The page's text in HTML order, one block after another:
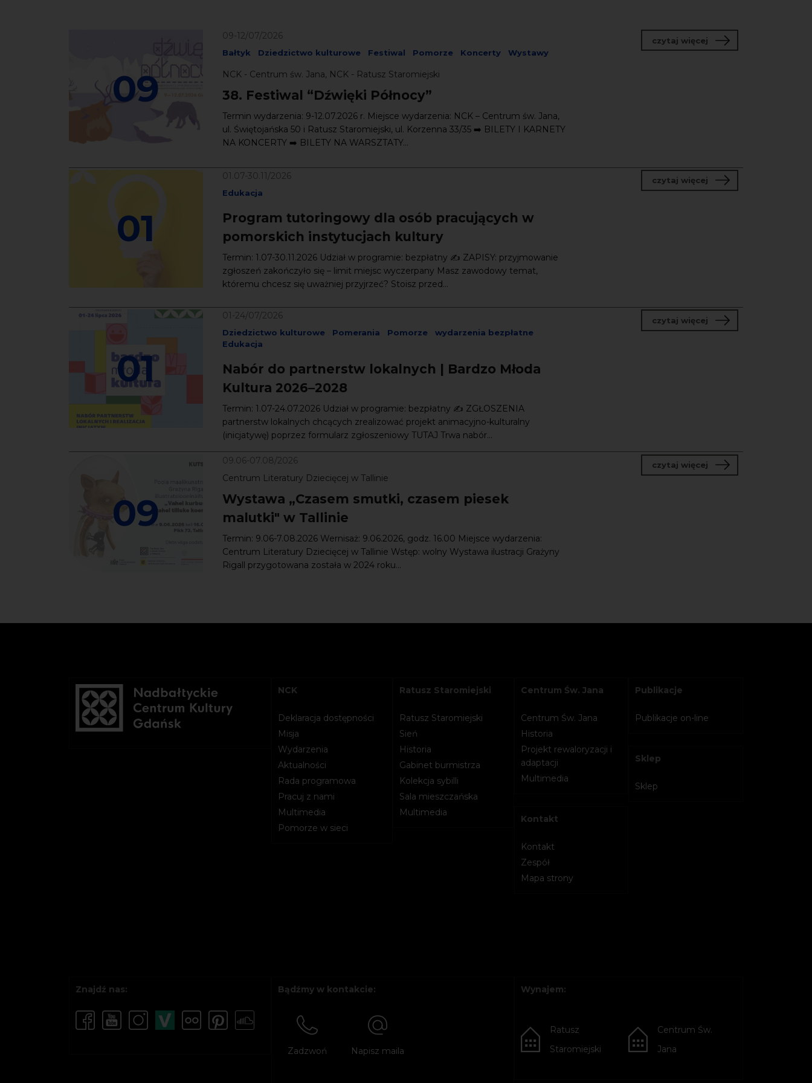
09
09-12/07/2026
Bałtyk Dziedzictwo kulturowe Festiwal Pomorze Koncerty Wystawy
NCK - Centrum św. Jana, NCK - Ratusz Staromiejski
38. Festiwal “Dźwięki Północy”
Termin wydarzenia: 9-12.07.2026 r. Miejsce wydarzenia: NCK – Centrum św. Jana,
ul. Świętojańska 50 i Ratusz Staromiejski, ul. Korzenna 33/35 ➡️ BILETY I KARNETY
NA KONCERTY ➡️ BILETY NA WARSZTATY...
czytaj więcejo 38. Festiwal “Dźwięki
01
01.07-30.11/2026
Edukacja
Program tutoringowy dla osób pracujących w
pomorskich instytucjach kultury
Termin: 1.07-30.11.2026 Udział w programie: bezpłatny ✍️ ZAPISY: przyjmowanie
zgłoszeń zakończyło się – limit miejsc wyczerpany Masz zawodowy temat,
któremu chcesz się uważniej przyjrzeć? Stoisz przed...
czytaj więcejo Program
01
01-24/07/2026
Dziedzictwo kulturowe Pomerania Pomorze
wydarzenia bezpłatne
Edukacja
Nabór do partnerstw lokalnych | Bardzo Młoda
Kultura 2026–2028
Termin: 1.07-24.07.2026 Udział w programie: bezpłatny ✍️ ZGŁOSZENIA
partnerstw lokalnych chcących zrealizować projekt animacyjno-kulturalny
(inicjatywę) poprzez formularz zgłoszeniowy TUTAJ Trwa nabór...
czytaj więcejo Nabór do partnerstw
09
09.06-07.08/2026
Centrum Literatury Dziecięcej w Tallinie
Wystawa „Czasem smutki, czasem piesek
malutki" w Tallinie
Termin: 9.06-7.08.2026 Wernisaż: 9.06.2026, godz. 16.00 Miejsce wydarzenia:
Centrum Literatury Dziecięcej w Tallinie Wstęp: wolny Wystawa ilustracji Grażyny
Rigall przygotowana została w 2024 roku...
czytaj więcejo Wystawa „Czasem
NCK
Deklaracja dostępności
Misja
Wydarzenia
Aktualności
Rada programowa
Pracuj z nami
Multimedia
Pomorze w sieci
Ratusz Staromiejski
Ratusz Staromiejski
Sień
Historia
Gabinet burmistrza
Kolekcja sybilli
Sala mieszczańska
Multimedia
Centrum Św. Jana
Centrum Św. Jana
Historia
Projekt rewaloryzacji i
adaptacji
Multimedia
Kontakt
Kontakt
Zespół
Mapa strony
Publikacje
Publikacje on-line
Sklep
Sklep
Znajdź nas: Bądźmy w kontakcie:
Zadzwoń Napisz maila
Wynajem:
Ratusz
Staromiejski
Centrum Św.
Jana